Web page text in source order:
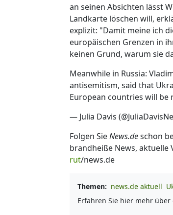
an seinen Absichten lässt
Landkarte löschen will,
explizit: "Damit meine ich
europäischen Grenzen in
keinen Grund, warum sie
Meanwhile in Russia:
antisemitism, said that
European countries will
— Julia Davis
Folgen SieNews.deschon
brandheiße News, aktuelle
rut/news.de
Themen: news.de aktuell
Erfahren Sie hier mehr über